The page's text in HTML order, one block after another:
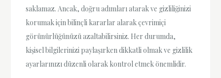
saklamaz. Ancak, doğru adımları atarak ve gizliliğinizi
korumak için bilinçli kararlar alarak çevrimiçi
görünürlüğünüzü azaltabilirsiniz. Her durumda,
kişisel bilgilerinizi paylaşırken dikkatli olmak ve gizlilik
ayarlarınızı düzenli olarak kontrol etmek önemlidir.